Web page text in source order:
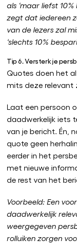
als ‘maar liefst
zegt dat iedereen
van de lezers zal
‘slechts 10%
Tip 6. Versterk je
Quotes doen het
mits deze relevant
Laat een persoon
daadwerkelijk iets
van je bericht. Én,
quote geen
eerder in het
met nieuwe
de rest van het
Voorbeeld: Een
daadwerkelijk
weergegeven
rolluiken zorgen